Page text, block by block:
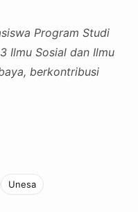
Program Studi
Ilmu Sosial dan Ilmu
berkontribusi
Unesa